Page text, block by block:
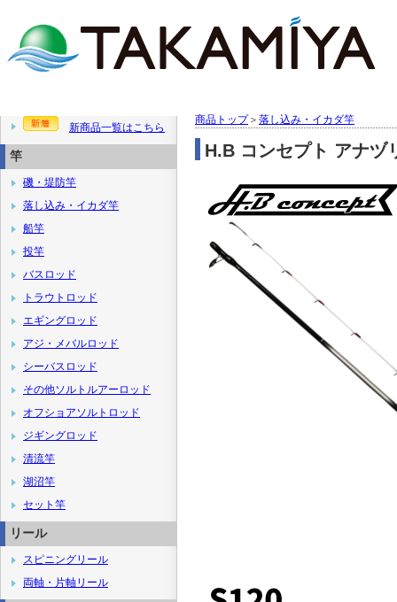
商品トップ＞ 落し込み・イカダ竿
H.B コンセプト アナヅ
新商品一覧はこちら
竿
磯・堤防竿
落し込み・イカダ竿
船竿
投竿
バスロッド
トラウトロッド
エギングロッド
アジ・メバルロッド
シーバスロッド
その他ソルトルアーロッド
オフショアソルトロッド
ジギングロッド
清流竿
湖沼竿
セット竿
リール
スピニングリール
両軸・片軸リール